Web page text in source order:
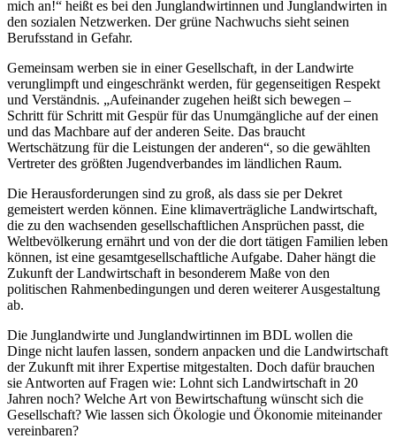
mich an!“ heißt es bei den Junglandwirtinnen und Junglandwirten in
den sozialen Netzwerken. Der grüne Nachwuchs sieht seinen
Berufsstand in Gefahr.
Gemeinsam werben sie in einer Gesellschaft, in der Landwirte
verunglimpft und eingeschränkt werden, für gegenseitigen Respekt
und Verständnis. „Aufeinander zugehen heißt sich bewegen –
Schritt für Schritt mit Gespür für das Unumgängliche auf der einen
und das Machbare auf der anderen Seite. Das braucht
Wertschätzung für die Leistungen der anderen“, so die gewählten
Vertreter des größten Jugendverbandes im ländlichen Raum.
Die Herausforderungen sind zu groß, als dass sie per Dekret
gemeistert werden können. Eine klimaverträgliche Landwirtschaft,
die zu den wachsenden gesellschaftlichen Ansprüchen passt, die
Weltbevölkerung ernährt und von der die dort tätigen Familien leben
können, ist eine gesamtgesellschaftliche Aufgabe. Daher hängt die
Zukunft der Landwirtschaft in besonderem Maße von den
politischen Rahmenbedingungen und deren weiterer Ausgestaltung
ab.
Die Junglandwirte und Junglandwirtinnen im BDL wollen die
Dinge nicht laufen lassen, sondern anpacken und die Landwirtschaft
der Zukunft mit ihrer Expertise mitgestalten. Doch dafür brauchen
sie Antworten auf Fragen wie: Lohnt sich Landwirtschaft in 20
Jahren noch? Welche Art von Bewirtschaftung wünscht sich die
Gesellschaft? Wie lassen sich Ökologie und Ökonomie miteinander
vereinbaren?